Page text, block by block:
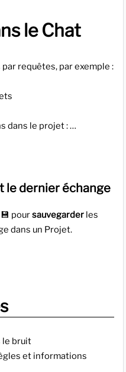
le Chat
requêtes, par exemple :
dans le projet : …
le dernier échange
poursauvegarderles
dans un Projet.
le bruit
et informations